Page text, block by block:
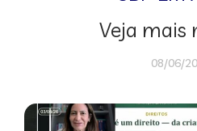
Veja mais
08/06/